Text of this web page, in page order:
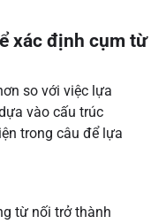
xác định cụm từ
so với việc lựa
vào cấu trúc
trong câu để lựa
từ nối trở thành